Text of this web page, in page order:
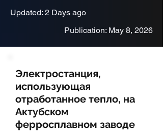
Updated: 2 Days ago
Publication: May 8, 2026
Электростанция,
использующая
отработанное тепло, на
Актубском
ферросплавном заводе